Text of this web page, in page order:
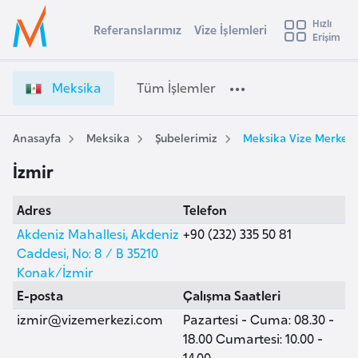
Ülke Seçimi
Başvuru yapmak istediğiniz ülkeyi seçin
Üye
Girişi
e
s
i
k
e
İ
ş
e
m
e
t
Referanslarımız Vize İşlemleri
Hızlı
Erişim
Meksika Tüm İşlemler
Anasayfa Meksika Şubelerimiz Meksika Vize
İzmir
Adres
Akdeniz Mahallesi, Akdeniz
Caddesi, No: 8 / B 35210
Konak/İzmir
Telefon
+90 (232) 335 50 81
E-posta
izmir@vizemerkezi.com
Çalışma Saatleri
Pazartesi - Cuma: 08.30 -
18.00 Cumartesi: 10.00 -
s
t
r
a
v
u
s
t
u
r